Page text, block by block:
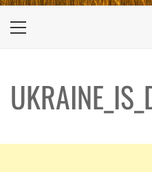
Primary